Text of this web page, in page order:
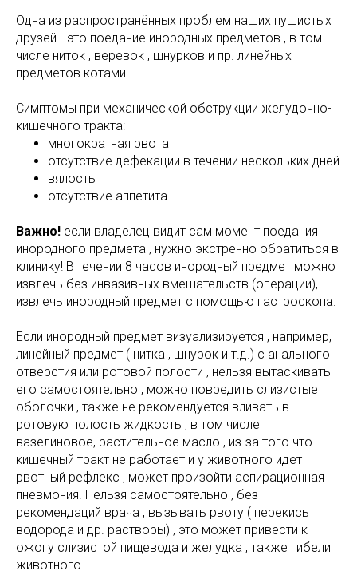
Одна из распространённых проблем наших пушистых
друзей - это поедание инородных предметов , в том
числе ниток , веревок , шнурков и пр. линейных
предметов котами .
Симптомы при механической обструкции желудочно-
кишечного тракта:
многократная рвота
отсутствие дефекации в течении нескольких дней
вялость
отсутствие аппетита .
Важно! если владелец видит сам момент поедания
инородного предмета , нужно экстренно обратиться в
клинику! В течении 8 часов инородный предмет можно
извлечь без инвазивных вмешательств (операции),
извлечь инородный предмет с помощью гастроскопа.
Если инородный предмет визуализируется , например,
линейный предмет ( нитка , шнурок и т.д.) с анального
отверстия или ротовой полости , нельзя вытаскивать
его самостоятельно , можно повредить слизистые
оболочки , также не рекомендуется вливать в
ротовую полость жидкость , в том числе
вазелиновое, растительное масло , из-за того что
кишечный тракт не работает и у животного идет
рвотный рефлекс , может произойти аспирационная
пневмония. Нельзя самостоятельно , без
рекомендаций врача , вызывать рвоту ( перекись
водорода и др. растворы) , это может привести к
ожогу слизистой пищевода и желудка , также гибели
животного .